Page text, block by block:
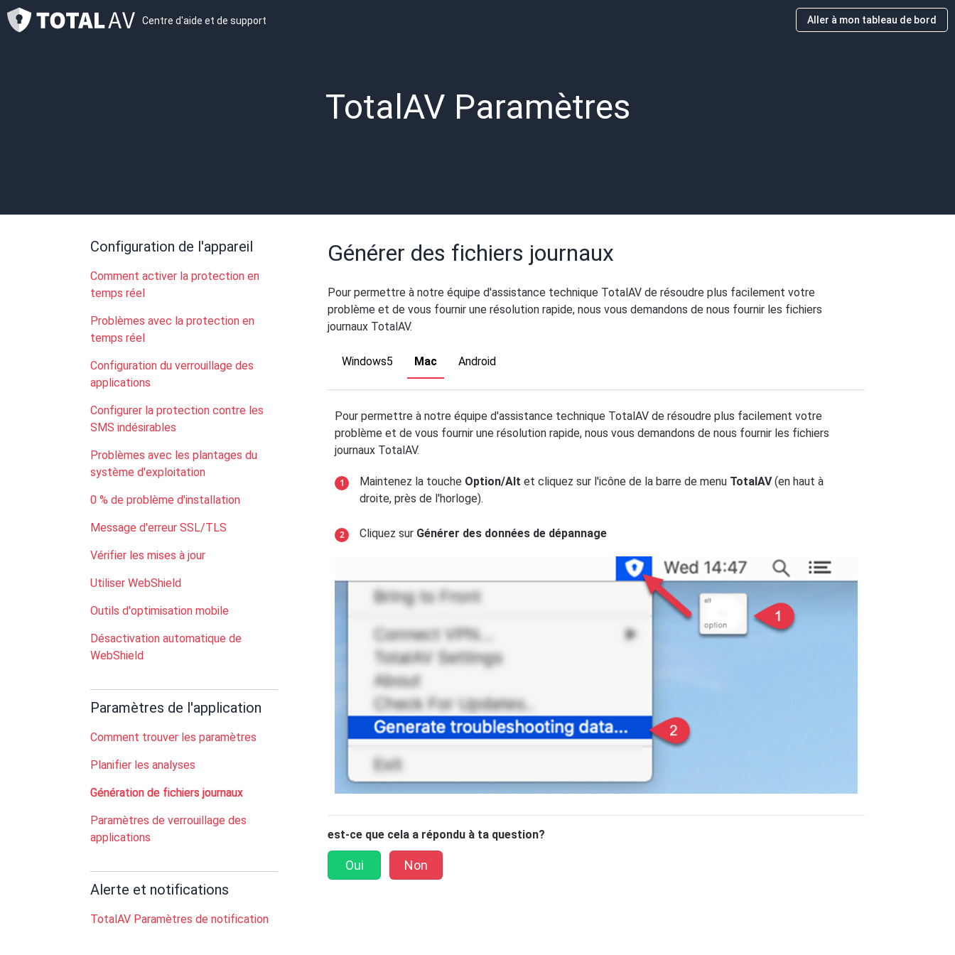
Centre d'aide et de support Aller à mon tableau de bord
TotalAV Paramètres
Configuration de l'appareil
Comment activer la protection en
temps réel
Problèmes avec la protection en
temps réel
Configuration du verrouillage des
applications
Configurer la protection contre les
SMS indésirables
Problèmes avec les plantages du
système d'exploitation
0 % de problème d'installation
Message d'erreur SSL/TLS
Vérifier les mises à jour
Utiliser WebShield
Outils d'optimisation mobile
Désactivation automatique de
WebShield
Paramètres de l'application
Comment trouver les paramètres
Planifier les analyses
Génération de fichiers journaux
Paramètres de verrouillage des
applications
Alerte et notifications
TotalAV Paramètres de notification
Générer des fichiers journaux
Pour permettre à notre équipe d'assistance technique TotalAV de résoudre plus facilement votre
problème et de vous fournir une résolution rapide, nous vous demandons de nous fournir les fichiers
journaux TotalAV.
Windows5 Mac Android
Pour permettre à notre équipe d'assistance technique TotalAV de résoudre plus facilement votre
problème et de vous fournir une résolution rapide, nous vous demandons de nous fournir les fichiers
journaux TotalAV.
Maintenez la touche Option/Alt et cliquez sur l'icône de la barre de menu TotalAV(en haut à
droite, près de l'horloge).
Cliquez sur Générer des données de dépannage
est-ce que cela a répondu à ta question?
Oui Non